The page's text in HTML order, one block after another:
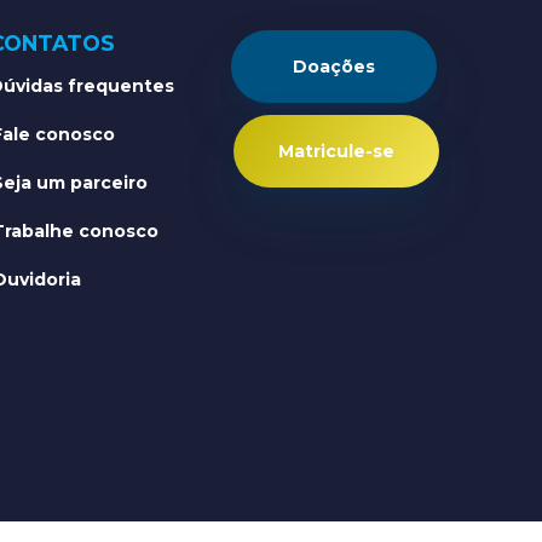
frequentes
conosco
um parceiro
conosco
Doações
Matricule-se